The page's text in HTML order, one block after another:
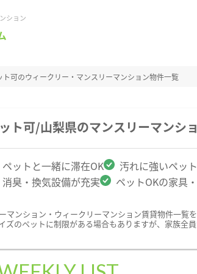
ション
ト可のウィークリー・マンスリーマンション物件一覧
ト可/山梨県のマンスリーマンシ
ペットと一緒に滞在OK 汚れに強いペッ
消臭・換気設備が充実
ペットOKの家具
マンション・ウィークリーマンション賃貸物件一
ズのペットに制限がある場合もありますが、家族